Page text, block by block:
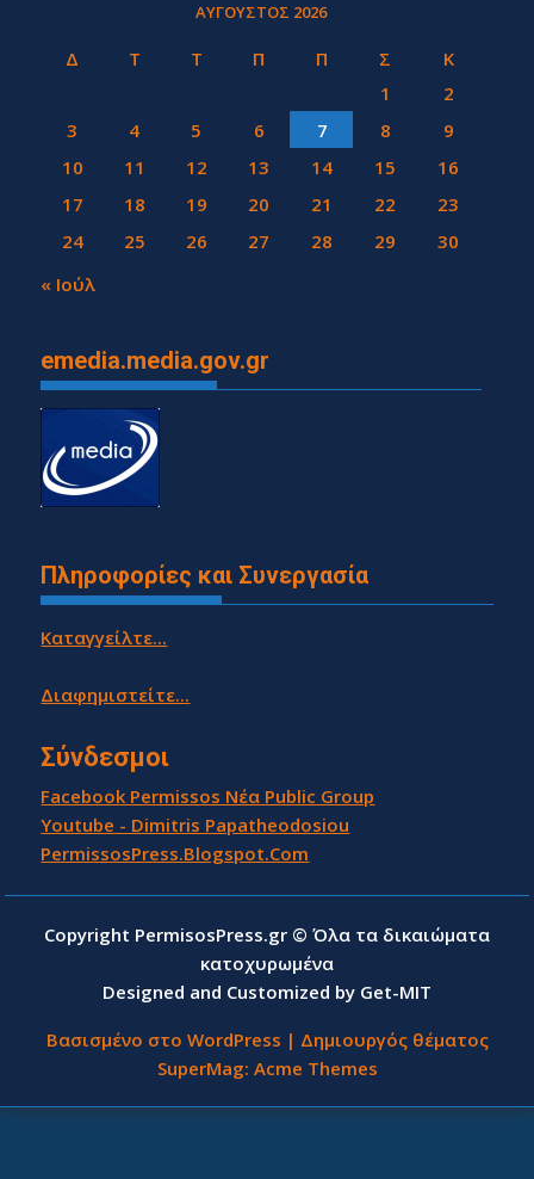
ΑΎΓΟΥΣΤΟΣ 2026
Δ Τ Τ Π Π Σ
Κ
1
2
3
4 5 6 7 8
9
10
11 12 13 14 15
16
17
18 19 20 21 22
23
24
25 26 27 28 29
30
31
« Ιούλ
emedia.media.gov.gr
Πληροφορίες και Συνεργασία
Καταγγείλτε...
Διαφημιστείτε...
Σύνδεσμοι
Facebook Permissos Νέα Public Group
Youtube - Dimitris Papatheodosiou
PermissosPress.Blogspot.Com
Copyright PermisosPress.gr © Όλα τα δικαιώματα
κατοχυρωμένα
Designed and Customized by Get-MIT
Βασισμένο στο WordPress | Δημιουργός θέματος
SuperMag: Acme Themes